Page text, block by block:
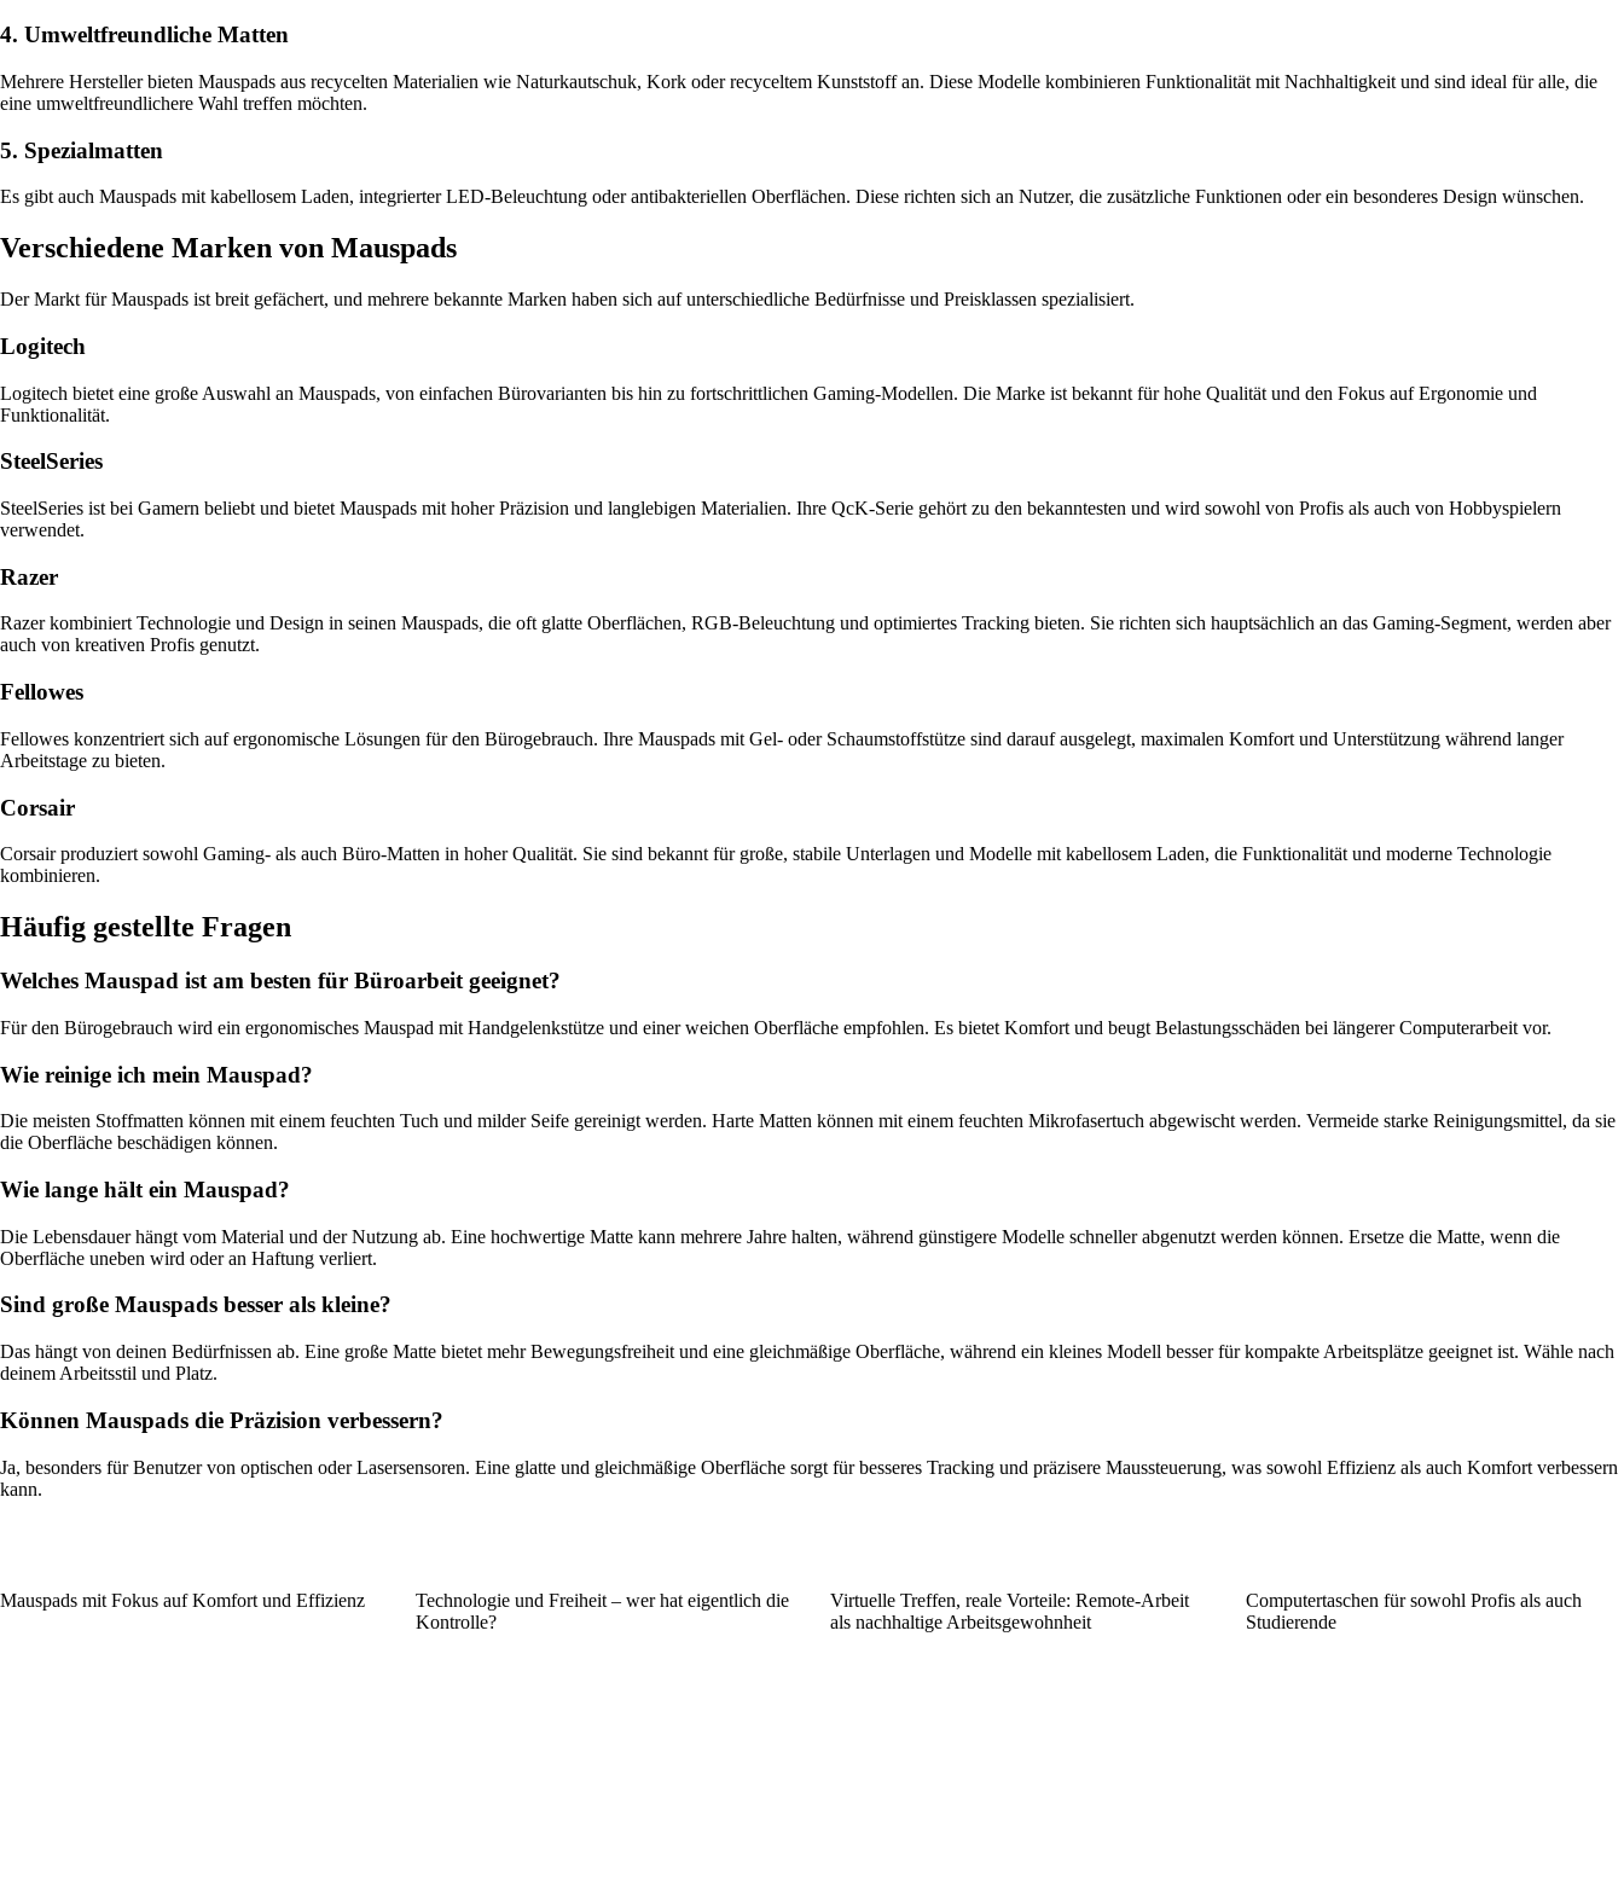
4. Umweltfreundliche Matten
Mehrere Hersteller bieten Mauspads aus recycelten Materialien wie Naturkautschuk, Kork oder recyceltem Kunststoff an. Diese Modelle kombinieren Funktionalität mit Nachhaltigkeit und sind ideal für alle, die
eine umweltfreundlichere Wahl treffen möchten.
5. Spezialmatten
Es gibt auch Mauspads mit kabellosem Laden, integrierter LED-Beleuchtung oder antibakteriellen Oberflächen. Diese richten sich an Nutzer, die zusätzliche Funktionen oder ein besonderes Design wünschen.
Verschiedene Marken von Mauspads
Der Markt für Mauspads ist breit gefächert, und mehrere bekannte Marken haben sich auf unterschiedliche Bedürfnisse und Preisklassen spezialisiert.
Logitech
Logitech bietet eine große Auswahl an Mauspads, von einfachen Bürovarianten bis hin zu fortschrittlichen Gaming-Modellen. Die Marke ist bekannt für hohe Qualität und den Fokus auf Ergonomie und
Funktionalität.
SteelSeries
SteelSeries ist bei Gamern beliebt und bietet Mauspads mit hoher Präzision und langlebigen Materialien. Ihre QcK-Serie gehört zu den bekanntesten und wird sowohl von Profis als auch von Hobbyspielern
verwendet.
Razer
Razer kombiniert Technologie und Design in seinen Mauspads, die oft glatte Oberflächen, RGB-Beleuchtung und optimiertes Tracking bieten. Sie richten sich hauptsächlich an das Gaming-Segment, werden aber
auch von kreativen Profis genutzt.
Fellowes
Fellowes konzentriert sich auf ergonomische Lösungen für den Bürogebrauch. Ihre Mauspads mit Gel- oder Schaumstoffstütze sind darauf ausgelegt, maximalen Komfort und Unterstützung während langer
Arbeitstage zu bieten.
Corsair
Corsair produziert sowohl Gaming- als auch Büro-Matten in hoher Qualität. Sie sind bekannt für große, stabile Unterlagen und Modelle mit kabellosem Laden, die Funktionalität und moderne Technologie
kombinieren.
Häufig gestellte Fragen
Welches Mauspad ist am besten für Büroarbeit geeignet?
Für den Bürogebrauch wird ein ergonomisches Mauspad mit Handgelenkstütze und einer weichen Oberfläche empfohlen. Es bietet Komfort und beugt Belastungsschäden bei längerer Computerarbeit vor.
Wie reinige ich mein Mauspad?
Die meisten Stoffmatten können mit einem feuchten Tuch und milder Seife gereinigt werden. Harte Matten können mit einem feuchten Mikrofasertuch abgewischt werden. Vermeide starke Reinigungsmittel, da sie
die Oberfläche beschädigen können.
Wie lange hält ein Mauspad?
Die Lebensdauer hängt vom Material und der Nutzung ab. Eine hochwertige Matte kann mehrere Jahre halten, während günstigere Modelle schneller abgenutzt werden können. Ersetze die Matte, wenn die
Oberfläche uneben wird oder an Haftung verliert.
Sind große Mauspads besser als kleine?
Das hängt von deinen Bedürfnissen ab. Eine große Matte bietet mehr Bewegungsfreiheit und eine gleichmäßige Oberfläche, während ein kleines Modell besser für kompakte Arbeitsplätze geeignet ist. Wähle nach
deinem Arbeitsstil und Platz.
Können Mauspads die Präzision verbessern?
Ja, besonders für Benutzer von optischen oder Lasersensoren. Eine glatte und gleichmäßige Oberfläche sorgt für besseres Tracking und präzisere Maussteuerung, was sowohl Effizienz als auch Komfort verbessern
kann.
Mauspads mit Fokus auf Komfort und Effizienz
Technologie und Freiheit – wer hat eigentlich die
Kontrolle?
Virtuelle Treffen, reale Vorteile: Remote-Arbeit
als nachhaltige Arbeitsgewohnheit
Computertaschen für sowohl Profis als auch
Studierende